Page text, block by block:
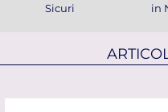
Sicuri
in